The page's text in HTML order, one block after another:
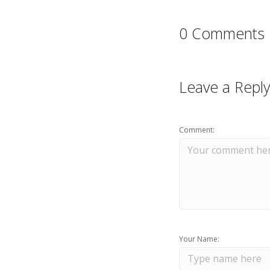
0 Comments
Leave a Reply
Comment:
Your Name: